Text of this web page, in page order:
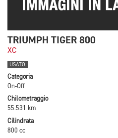
TRIUMPH TIGER 800
XC
USATO
Categoria
On-Off
Chilometraggio
55.531 km
Cilindrata
800 cc